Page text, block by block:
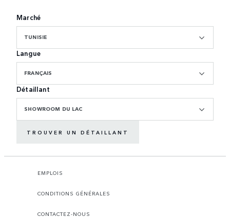
Marché
TUNISIE
Langue
FRANÇAIS
Détaillant
SHOWROOM DU LAC
TROUVER UN DÉTAILLANT
EMPLOIS
CONDITIONS GÉNÉRALES
CONTACTEZ-NOUS